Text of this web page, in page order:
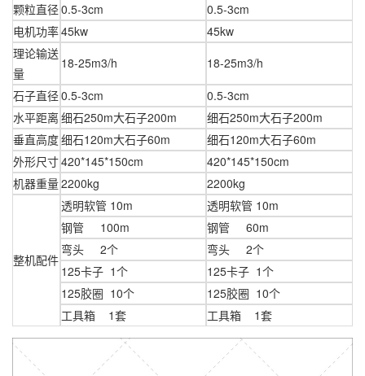
颗粒直径0.5-3cm
0.5-3cm
电机功率45kw
45kw
理论输送
量
18-25m3/h
18-25m3/h
石子直径0.5-3cm
0.5-3cm
水平距离细石250m大石子200m
细石250m大石子200m
垂直高度细石120m大石子60m
细石120m大石子60m
外形尺寸420*145*150cm
420*145*150cm
机器重量2200kg 2200kg
整机配件
透明软管 10m
透明软管 10m
钢管 100m
钢管 60m
弯头 2个
弯头 2个
125卡子 1个
125卡子 1个
125胶圈 10个
125胶圈 10个
工具箱 1套
工具箱 1套